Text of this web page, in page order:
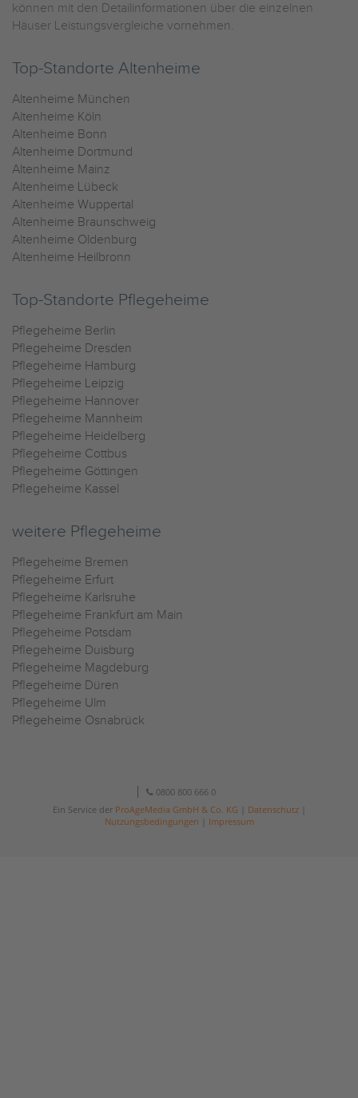
können mit den Detailinformationen über die einzelnen
Häuser Leistungsvergleiche vornehmen.
Top-Standorte Altenheime
Altenheime München
Altenheime Köln
Altenheime Bonn
Altenheime Dortmund
Altenheime Mainz
Altenheime Lübeck
Altenheime Wuppertal
Altenheime Braunschweig
Altenheime Oldenburg
Altenheime Heilbronn
Top-Standorte Pflegeheime
Pflegeheime Berlin
Pflegeheime Dresden
Pflegeheime Hamburg
Pflegeheime Leipzig
Pflegeheime Hannover
Pflegeheime Mannheim
Pflegeheime Heidelberg
Pflegeheime Cottbus
Pflegeheime Göttingen
Pflegeheime Kassel
weitere Pflegeheime
Pflegeheime Bremen
Pflegeheime Erfurt
Pflegeheime Karlsruhe
Pflegeheime Frankfurt am Main
Pflegeheime Potsdam
Pflegeheime Duisburg
Pflegeheime Magdeburg
Pflegeheime Düren
Pflegeheime Ulm
Pflegeheime Osnabrück
0800 800 666 0
Ein Service der ProAgeMedia GmbH & Co. KG Datenschutz|
Nutzungsbedingungen
Impressum